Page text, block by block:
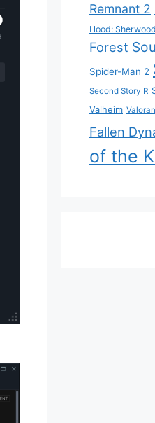
Remnant 2
Hood:
Forest
Spider-Man 2
Second Story R
Valheim
Fallen
of the